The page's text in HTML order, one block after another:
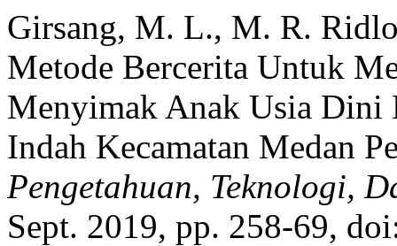
Girsang, M. L., M. R.
Metode Bercerita Untuk
Menyimak Anak Usia
Indah Kecamatan Medan
Pengetahuan, Teknologi,
Sept. 2019, pp. 258-69,